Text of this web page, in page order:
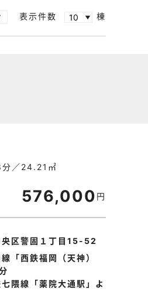
表示件数 棟
分／24.21㎡
576,000 円
央区警固１丁目15-52
「西鉄福岡（天神）
隈線「薬院大通駅」よ